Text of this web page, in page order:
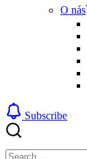
O nás
Subscribe
Search